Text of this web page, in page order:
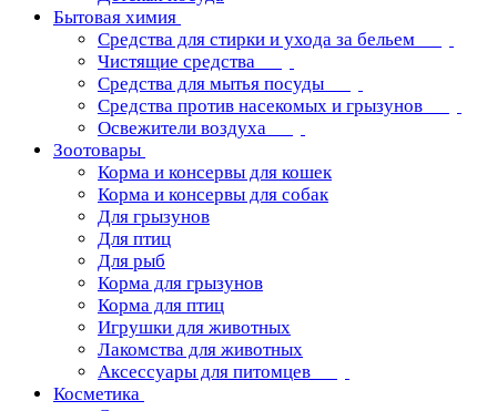
Бытовая химия
Средства для стирки и ухода за бельем
Чистящие средства
Средства для мытья посуды
Средства против насекомых и грызунов
Освежители воздуха
Зоотовары
Корма и консервы для кошек
Корма и консервы для собак
Для грызунов
Для птиц
Для рыб
Корма для грызунов
Корма для птиц
Игрушки для животных
Лакомства для животных
Аксессуары для питомцев
Косметика